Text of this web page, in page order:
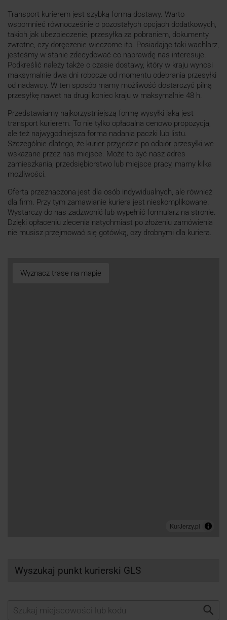
Transport kurierem jest szybką formą dostawy. Warto
wspomnieć równocześnie o pozostałych opcjach dodatkowych,
takich jak ubezpieczenie, przesyłka za pobraniem, dokumenty
zwrotne, czy doręczenie wieczorne itp. Posiadając taki wachlarz,
jesteśmy w stanie zdecydować co naprawdę nas interesuje.
Podkreślić należy także o czasie dostawy, który w kraju wynosi
maksymalnie dwa dni robocze od momentu odebrania przesyłki
od nadawcy. W ten sposób mamy możliwość dostarczyć pilną
przesyłkę nawet na drugi koniec kraju w maksymalnie 48 h.
Przedstawiamy najkorzystniejszą formę wysyłki jaką jest
transport kurierem. To nie tylko opłacalna cenowo propozycja,
ale też najwygodniejsza forma nadania paczki lub listu.
Szczególnie dlatego, że kurier przyjedzie po odbiór przesyłki we
wskazane przez nas miejsce. Może to być nasz adres
zamieszkania, przedsiębiorstwo lub miejsce pracy, mamy kilka
możliwości.
Oferta przeznaczona jest dla osób indywidualnych, ale również
dla firm. Przy tym zamawianie kuriera jest nieskomplikowane.
Wystarczy do nas zadzwonić lub wypełnić formularz na stronie.
Dzięki opłaceniu zlecenia natychmiast po złożeniu zamówienia
nie musisz przejmować się gotówką, czy drobnymi dla kuriera.
Wyznacz trase na mapie
Wyszukaj punkt kurierski GLS